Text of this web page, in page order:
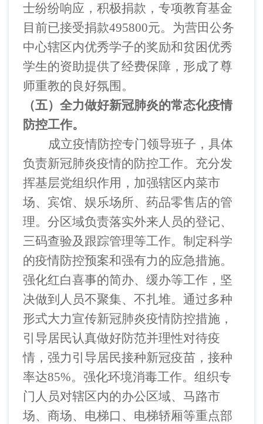
士纷纷响应，积极捐款，专项教育基金
目前已接受捐款495800元。为营田公务
中心辖区内优秀学子的奖励和贫困优秀
学生的资助提供了经费保障，形成了尊
师重教的良好氛围。
（五）全力做好新冠肺炎的常态化疫情
防控工作。
成立疫情防控专门领导班子，具体
负责新冠肺炎疫情的防控工作。充分发
挥基层党组织作用，加强辖区内菜市
场、宾馆、娱乐场所、药品零售店的管
理。分区域负责落实外来人员的登记、
三码查验及跟踪管理等工作。制定科学
的疫情防控预案和强有力的应急措施。
强化红白喜事的简办、缓办等工作，坚
决做到人员不聚集、不扎堆。通过多种
形式大力宣传新冠肺炎疫情防控措施，
引导居民认真做好防范并理性对待疫
情，强力引导居民接种新冠疫苗，接种
率达85%。强化环境消毒工作。组织专
门人员对辖区内的办公区域、马路市
场、商场、电梯口、电梯轿厢等重点部